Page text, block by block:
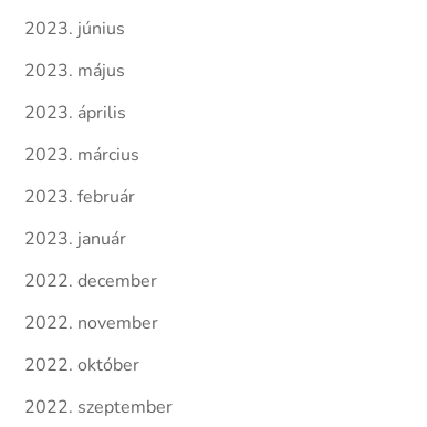
2023. június
2023. május
2023. április
2023. március
2023. február
2023. január
2022. december
2022. november
2022. október
2022. szeptember